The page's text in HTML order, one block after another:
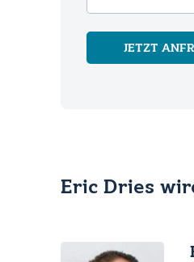
JETZT
Eric Dries